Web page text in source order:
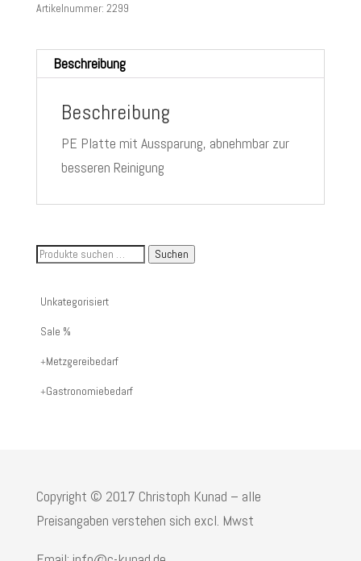
Artikelnummer: 2299
Beschreibung
Beschreibung
PE Platte mit Aussparung, abnehmbar zur
besseren Reinigung
Suche
Artikelnummer
oder
Suchen
Unkategorisiert
Sale %
Metzgereibedarf
Gastronomiebedarf
Copyright © 2017 Christoph Kunad – alle
Preisangaben verstehen sich excl. Mwst